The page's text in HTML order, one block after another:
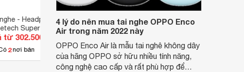
- Headphone Metal 3.5
Super Bass
từ 302.500 đ
2 nơi bán
Tai nghe - Headphone Bowers
& Wilkins PX7 S2
Giá từ 7.900.000 đ
Có 6 nơi bán
4 lý do nên mua tai nghe OPPO Enco
Air trong năm 2022 này
OPPO Enco Air là mẫu tai nghê không dây
của hãng OPPO sở hữu nhiều tính năng,
công nghệ cao cấp và rất phù hợp để